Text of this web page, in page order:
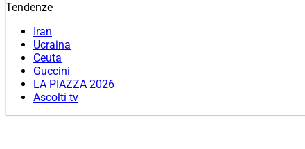
Tendenze
Iran
Ucraina
Ceuta
Guccini
LA PIAZZA 2026
Ascolti tv